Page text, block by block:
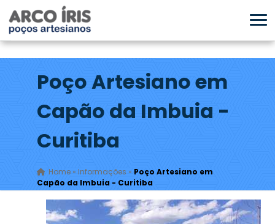
Poço Artesiano em
Capão da Imbuia -
Curitiba
Home» Informações » Poço Artesiano em
Capão da Imbuia - Curitiba